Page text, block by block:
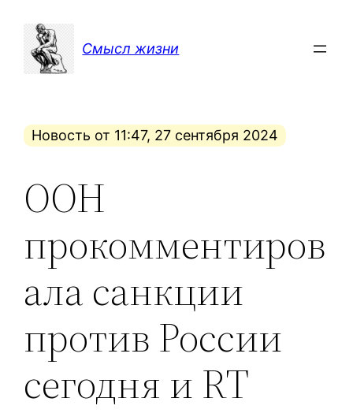
содержимому
Смысл жизни
Новость от 11:47, 27 сентября 2024
ООН
прокомментиров
ала санкции
против России
сегодня и RT